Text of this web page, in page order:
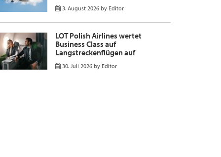
3. August 2026 by Editor
LOT Polish Airlines wertet
Business Class auf
Langstreckenflügen auf
30. Juli 2026 by Editor